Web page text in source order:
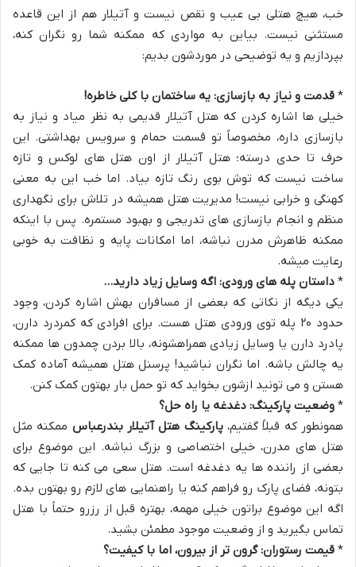
خب، هیچ هتلی بی عیب و نقص نیست و آتیلار هم از این قاعده
مستثنی نیست. بیاین به مواردی که ممکنه شما رو نگران کنه،
بپردازیم و یه توضیحی در موردشون بدیم:
* قدمت و نیاز به بازسازی: یه ساختمان با کلی خاطره!
خیلی ها اشاره کردن که هتل آتیلار قدیمی به نظر میاد و نیاز به
بازسازی داره، مخصوصاً تو قسمت حمام و سرویس بهداشتی. این
حرف تا حدی درسته؛ هتل آتیلار از اون هتل های لوکس و تازه
ساخت نیست که توش بوی رنگ تازه بیاد. اما خب این به معنی
کهنگی و خرابی نیست! مدیریت هتل همیشه در تلاش برای نگهداری
منظم و انجام بازسازی های تدریجی و بهبود مستمره. پس با اینکه
ممکنه ظاهرش مدرن نباشه، اما امکانات پایه و نظافت به خوبی
رعایت میشه.
* داستان پله های ورودی: اگه وسایل زیاد دارید…
یکی دیگه از نکاتی که بعضی از مسافران بهش اشاره کردن، وجود
حدود ۲۰ پله توی ورودی هتل هست. برای افرادی که کمردرد دارن،
پادرد دارن یا وسایل زیادی همراهشونه، بالا بردن چمدون ها ممکنه
یه چالش باشه. اما نگران نباشید! پرسنل هتل همیشه آماده کمک
هستن و می تونید ازشون بخواید که تو حمل بار بهتون کمک کنن.
* وضعیت پارکینگ: دغدغه یا راه حل؟
همونطور که قبلاً گفتیم،پارکینگ هتل آتیلار بندرعباس ممکنه مثل
هتل های مدرن، خیلی اختصاصی و بزرگ نباشه. این موضوع برای
بعضی از راننده ها یه دغدغه است. هتل سعی می کنه تا جایی که
بتونه، فضای پارک رو فراهم کنه یا راهنمایی های لازم رو بهتون بده.
اگه این موضوع براتون خیلی مهمه، بهتره قبل از رزرو حتماً با هتل
تماس بگیرید و از وضعیت موجود مطمئن بشید.
* قیمت رستوران: گرون تر از بیرون، اما با کیفیت؟